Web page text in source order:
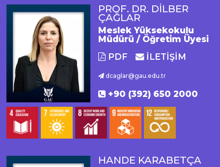
PROF. DR. DİLBER
ÇAĞLAR
Meslek Yüksekokulu
Müdürü / Öğretim Üyesi
PDF
İLETİŞİM
dcaglar@gau.edu.tr
+90 (392) 650 2000
HANDE KARABETÇA